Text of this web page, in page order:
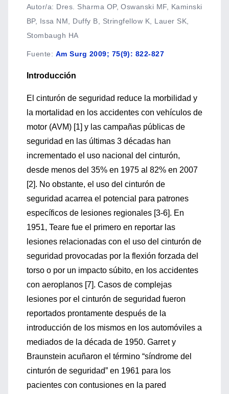
Autor/a: Dres. Sharma OP, Oswanski MF, Kaminski
BP, Issa NM, Duffy B, Stringfellow K, Lauer SK,
Stombaugh HA
Fuente: Am Surg 2009; 75(9): 822-827
Introducción
El cinturón de seguridad reduce la morbilidad y
la mortalidad en los accidentes con vehículos de
motor (AVM) [1] y las campañas públicas de
seguridad en las últimas 3 décadas han
incrementado el uso nacional del cinturón,
desde menos del 35% en 1975 al 82% en 2007
[2]. No obstante, el uso del cinturón de
seguridad acarrea el potencial para patrones
específicos de lesiones regionales [3-6]. En
1951, Teare fue el primero en reportar las
lesiones relacionadas con el uso del cinturón de
seguridad provocadas por la flexión forzada del
torso o por un impacto súbito, en los accidentes
con aeroplanos [7]. Casos de complejas
lesiones por el cinturón de seguridad fueron
reportados prontamente después de la
introducción de los mismos en los automóviles a
mediados de la década de 1950. Garret y
Braunstein acuñaron el término “síndrome del
cinturón de seguridad” en 1961 para los
pacientes con contusiones en la pared